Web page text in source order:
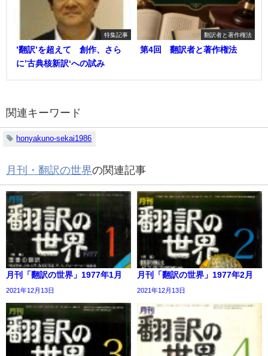
特集記事
’翻訳’を超えて 創作、さら
に’古典核新訳‘への試み
翻訳者と著作権法
第4回 翻訳者と著作権法
関連キーワード
honyakuno-sekai1986
月刊・翻訳の世界の関連記事
月刊「翻訳の世界」1977年1月
2021年12月13日
月刊「翻訳の世界」1977年2月
2021年12月13日